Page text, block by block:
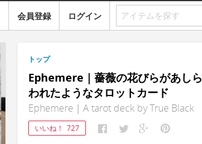
会員登録 ログイン
トップ
Ephemere｜薔薇の花びらがあしら
われたようなタロットカード
Ephemere｜A tarot deck by True Black
いいね！ 727